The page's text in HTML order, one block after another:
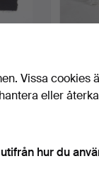
4 tim
1 bud
Vissa cookies
eller
hur du